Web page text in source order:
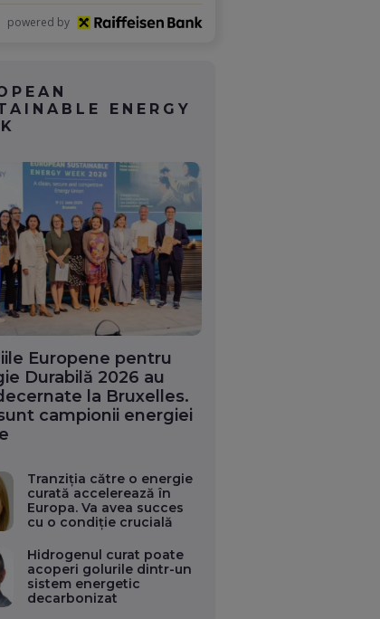
powered by
ENERGY
Europene pentru
Durabilă 2026 au
la Bruxelles.
campionii energiei
Tranziția către o energie
curată accelerează în
Europa. Va avea succes
cu o condiție crucială
Hidrogenul curat poate
acoperi golurile dintr-un
sistem energetic
decarbonizat